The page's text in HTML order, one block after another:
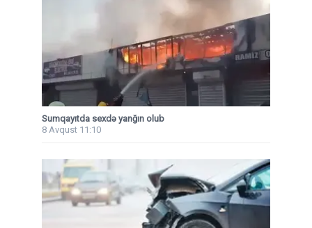
Sumqayıtda sexdə yanğın olub
8 Avqust 11:10